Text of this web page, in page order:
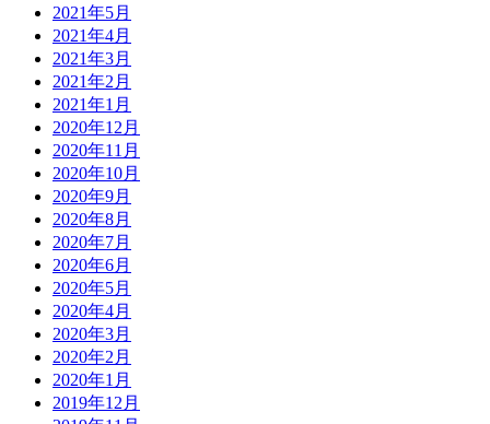
2021年5月
2021年4月
2021年3月
2021年2月
2021年1月
2020年12月
2020年11月
2020年10月
2020年9月
2020年8月
2020年7月
2020年6月
2020年5月
2020年4月
2020年3月
2020年2月
2020年1月
2019年12月